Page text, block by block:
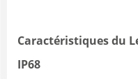
Caractéristiques du
IP68